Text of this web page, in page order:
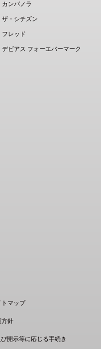
カンパノラ
ザ・シチズン
フレッド
デビアス フォーエバーマーク
トマップ
方針
開示等に応じる手続き